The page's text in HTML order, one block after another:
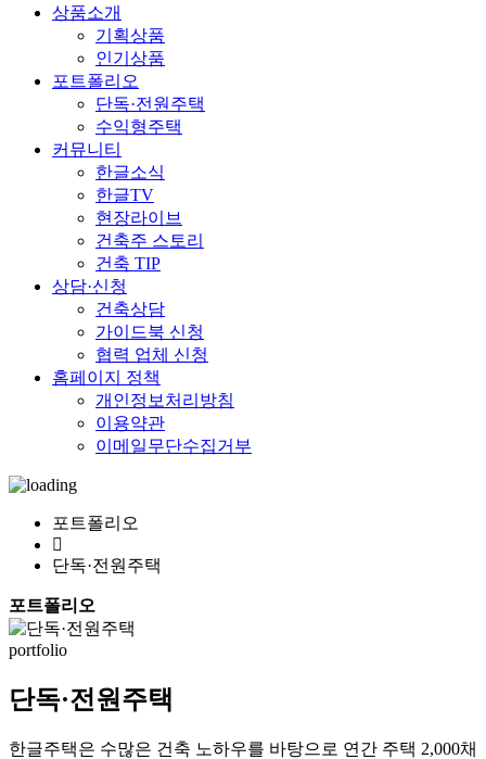
상품소개
기획상품
인기상품
포트폴리오
단독·전원주택
수익형주택
커뮤니티
한글소식
한글TV
현장라이브
건축주 스토리
건축 TIP
상담·신청
건축상담
가이드북 신청
협력 업체 신청
홈페이지 정책
개인정보처리방침
이용약관
이메일무단수집거부
포트폴리오
단독·전원주택
포트폴리오
portfolio
단독·전원주택
한글주택은 수많은 건축 노하우를 바탕으로 연간 주택 2,000채